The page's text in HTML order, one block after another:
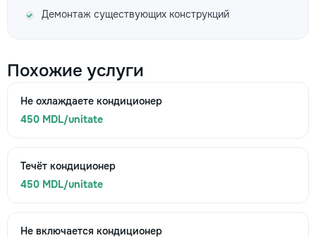
Демонтаж существующих конструкций
Похожие услуги
Не охлаждаете кондиционер
450 MDL/unitate
Течёт кондиционер
450 MDL/unitate
Не включается кондиционер